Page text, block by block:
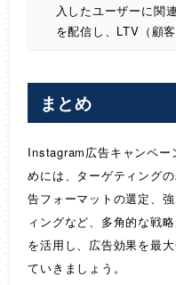
入したユーザーに関
を配信し、LTV（顧
まとめ
Instagram広告キャンペー
めには、ターゲティング
告フォーマットの選定、
ィングなど、多角的な戦
を活用し、広告効果を最
ていきましょう。